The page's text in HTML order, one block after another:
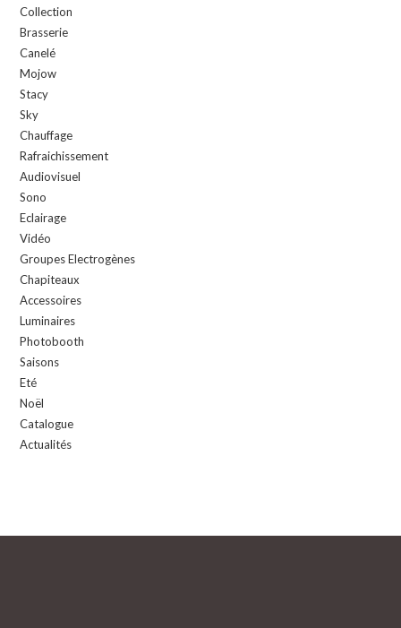
Collection
Brasserie
Canelé
Mojow
Stacy
Sky
Chauffage
Rafraichissement
Audiovisuel
Sono
Eclairage
Vidéo
Groupes Electrogènes
Chapiteaux
Accessoires
Luminaires
Photobooth
Saisons
Eté
Noël
Catalogue
Actualités